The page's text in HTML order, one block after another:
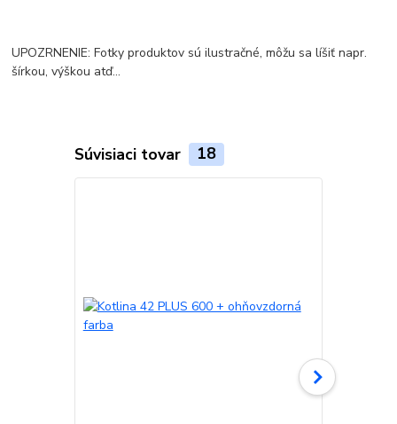
UPOZRNENIE: Fotky produktov sú ilustračné, môžu sa líšiť napr.
šírkou, výškou atď...
Súvisiaci tovar 18